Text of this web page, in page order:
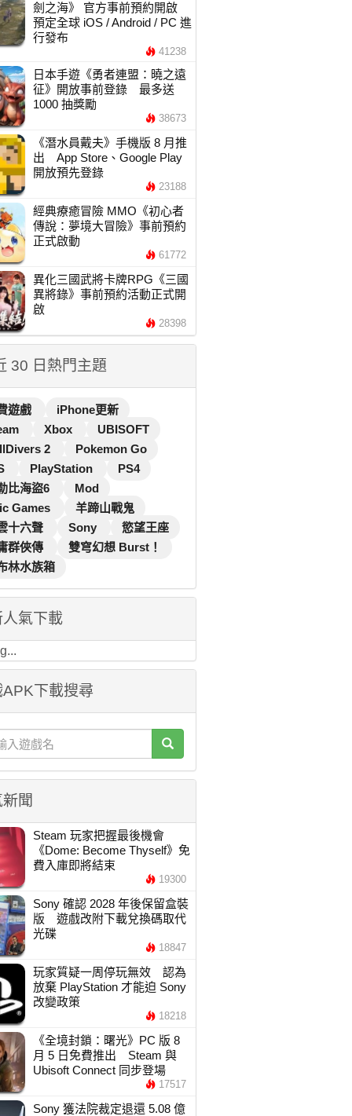
劍之海》 官方事前預約開啟
預定全球 iOS / Android / PC 進
行發布
41238
日本手遊《勇者連盟：曉之遠
征》開放事前登錄 最多送
1000 抽獎勵
38673
《潛水員戴夫》手機版 8 月推
出 App Store、Google Play
開放預先登錄
23188
經典療癒冒險 MMO《初心者
傳說：夢境大冒險》事前預約
正式啟動
61772
異化三國武將卡牌RPG《三國
異將錄》事前預約活動正式開
啟
28398
30 日熱門主題
遊戲
iPhone更新
Xbox
UBISOFT
2
Pokemon Go
PlayStation
PS4
比海盜6
Mod
Games
羊蹄山戰鬼
十六聲
Sony
慾望王座
群俠傳
雙穹幻想 Burst！
林水族箱
氣下載
下載搜尋
聞
Steam 玩家把握最後機會
《Dome: Become Thyself》免
費入庫即將結束
19300
Sony 確認 2028 年後保留盒裝
版 遊戲改附下載兌換碼取代
光碟
18847
玩家質疑一周停玩無效 認為
放棄 PlayStation 才能迫 Sony
改變政策
18218
《全境封鎖：曙光》PC 版 8
月 5 日免費推出 Steam 與
Ubisoft Connect 同步登場
17517
Sony 獲法院裁定退還 5.08 億